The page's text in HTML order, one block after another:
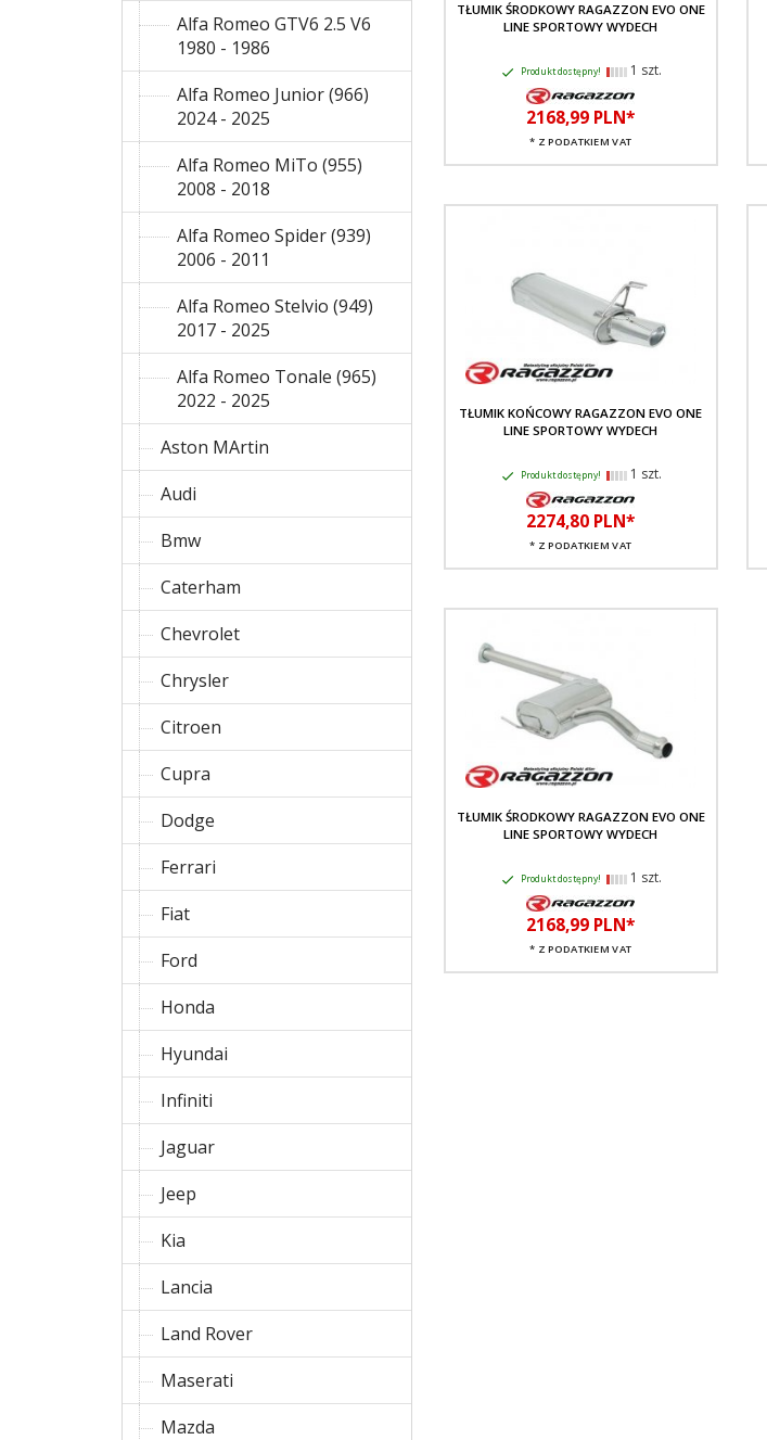
Alfa Romeo GTV6 2.5 V6
1980 - 1986
Alfa Romeo Junior (966)
2024 - 2025
Alfa Romeo MiTo (955)
2008 - 2018
Alfa Romeo Spider (939)
2006 - 2011
Alfa Romeo Stelvio (949)
2017 - 2025
Alfa Romeo Tonale (965)
2022 - 2025
Aston MArtin
Audi
Bmw
Caterham
Chevrolet
Chrysler
Citroen
Cupra
Dodge
Ferrari
Fiat
Ford
Honda
Hyundai
Infiniti
Jaguar
Jeep
Kia
Lancia
Land Rover
Maserati
Mazda
TŁUMIK ŚRODKOWY RAGAZZON EVO ONE
LINE SPORTOWY WYDECH
Produkt dostępny! 1 szt.
2168,99 PLN*
* Z PODATKIEM VAT
TŁUMIK KOŃCOWY RAGAZZON EVO ONE
LINE SPORTOWY WYDECH
Produkt dostępny! 1 szt.
2274,80 PLN*
* Z PODATKIEM VAT
TŁUMIK ŚRODKOWY RAGAZZON EVO ONE
LINE SPORTOWY WYDECH
Produkt dostępny! 1 szt.
2168,99 PLN*
* Z PODATKIEM VAT